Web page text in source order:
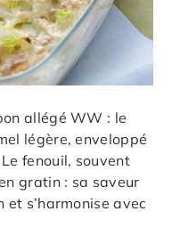
allégé WW : le
légère, enveloppé
fenouil, souvent
gratin : sa saveur
et s’harmonise avec